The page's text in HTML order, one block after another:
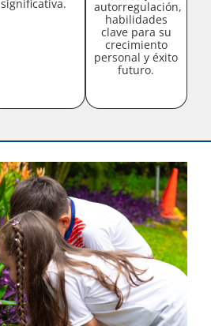
significativa.
autorregulación,
habilidades
clave para su
crecimiento
personal y éxito
futuro.